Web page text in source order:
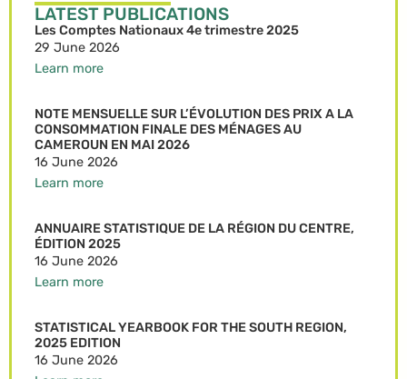
LATEST PUBLICATIONS
Les Comptes Nationaux 4e trimestre 2025
29 June 2026
Learn more
NOTE MENSUELLE SUR L’ÉVOLUTION DES PRIX A LA
CONSOMMATION FINALE DES MÉNAGES AU
CAMEROUN EN MAI 2026
16 June 2026
Learn more
ANNUAIRE STATISTIQUE DE LA RÉGION DU CENTRE,
ÉDITION 2025
16 June 2026
Learn more
STATISTICAL YEARBOOK FOR THE SOUTH REGION,
2025 EDITION
16 June 2026